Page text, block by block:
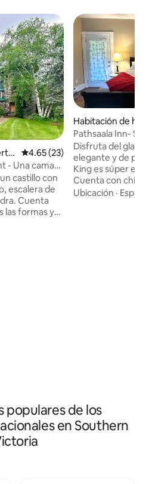
Calificación promedio: 4.65 de
4.65 (23)
- Una cama
castillo con
escalera de
Cuenta
las formas y
de arte
Habitación de
ndover
Pathsaala Inn-
Disfruta del
elegante y de
King es súper
Cuenta con
bañera de
Ubicación ·
populares de los
en Southern